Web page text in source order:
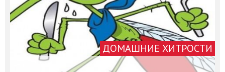
ДОМАШНИЕ ХИТРОСТИ